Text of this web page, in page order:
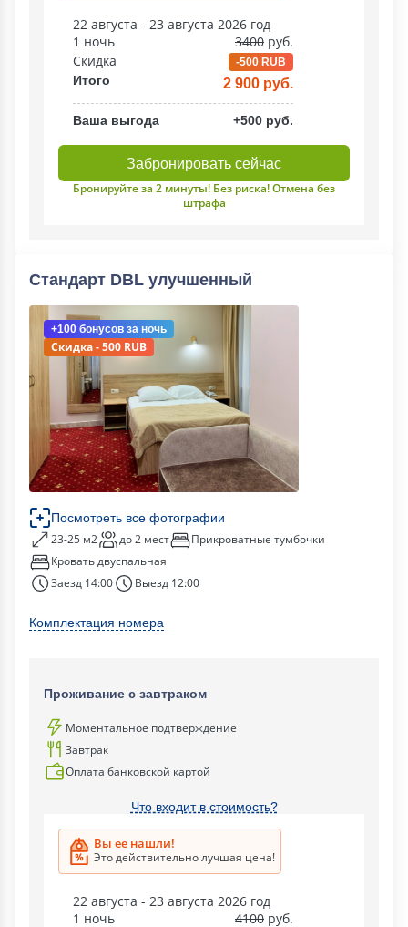
22 августа - 23 августа 2026 год
1 ночь
3400 руб.
Скидка
-500 RUB
Итого 2 900 руб.
Ваша выгода +500 руб.
Забронировать сейчас
Бронируйте за 2 минуты! Без риска! Отмена без
штрафа
Стандарт DBL улучшенный
+100 бонусов за ночь
Скидка - 500 RUB
Посмотреть все фотографии
23-25 м2 до 2 мест
Прикроватные тумбочки
Кровать двуспальная
Заезд 14:00
Выезд 12:00
Комплектация номера
Проживание с завтраком
Моментальное подтверждение
Завтрак
Оплата банковской картой
Что входит в стоимость?
Вы ее нашли!
Это действительно лучшая цена!
22 августа - 23 августа 2026 год
1 ночь
4100 руб.